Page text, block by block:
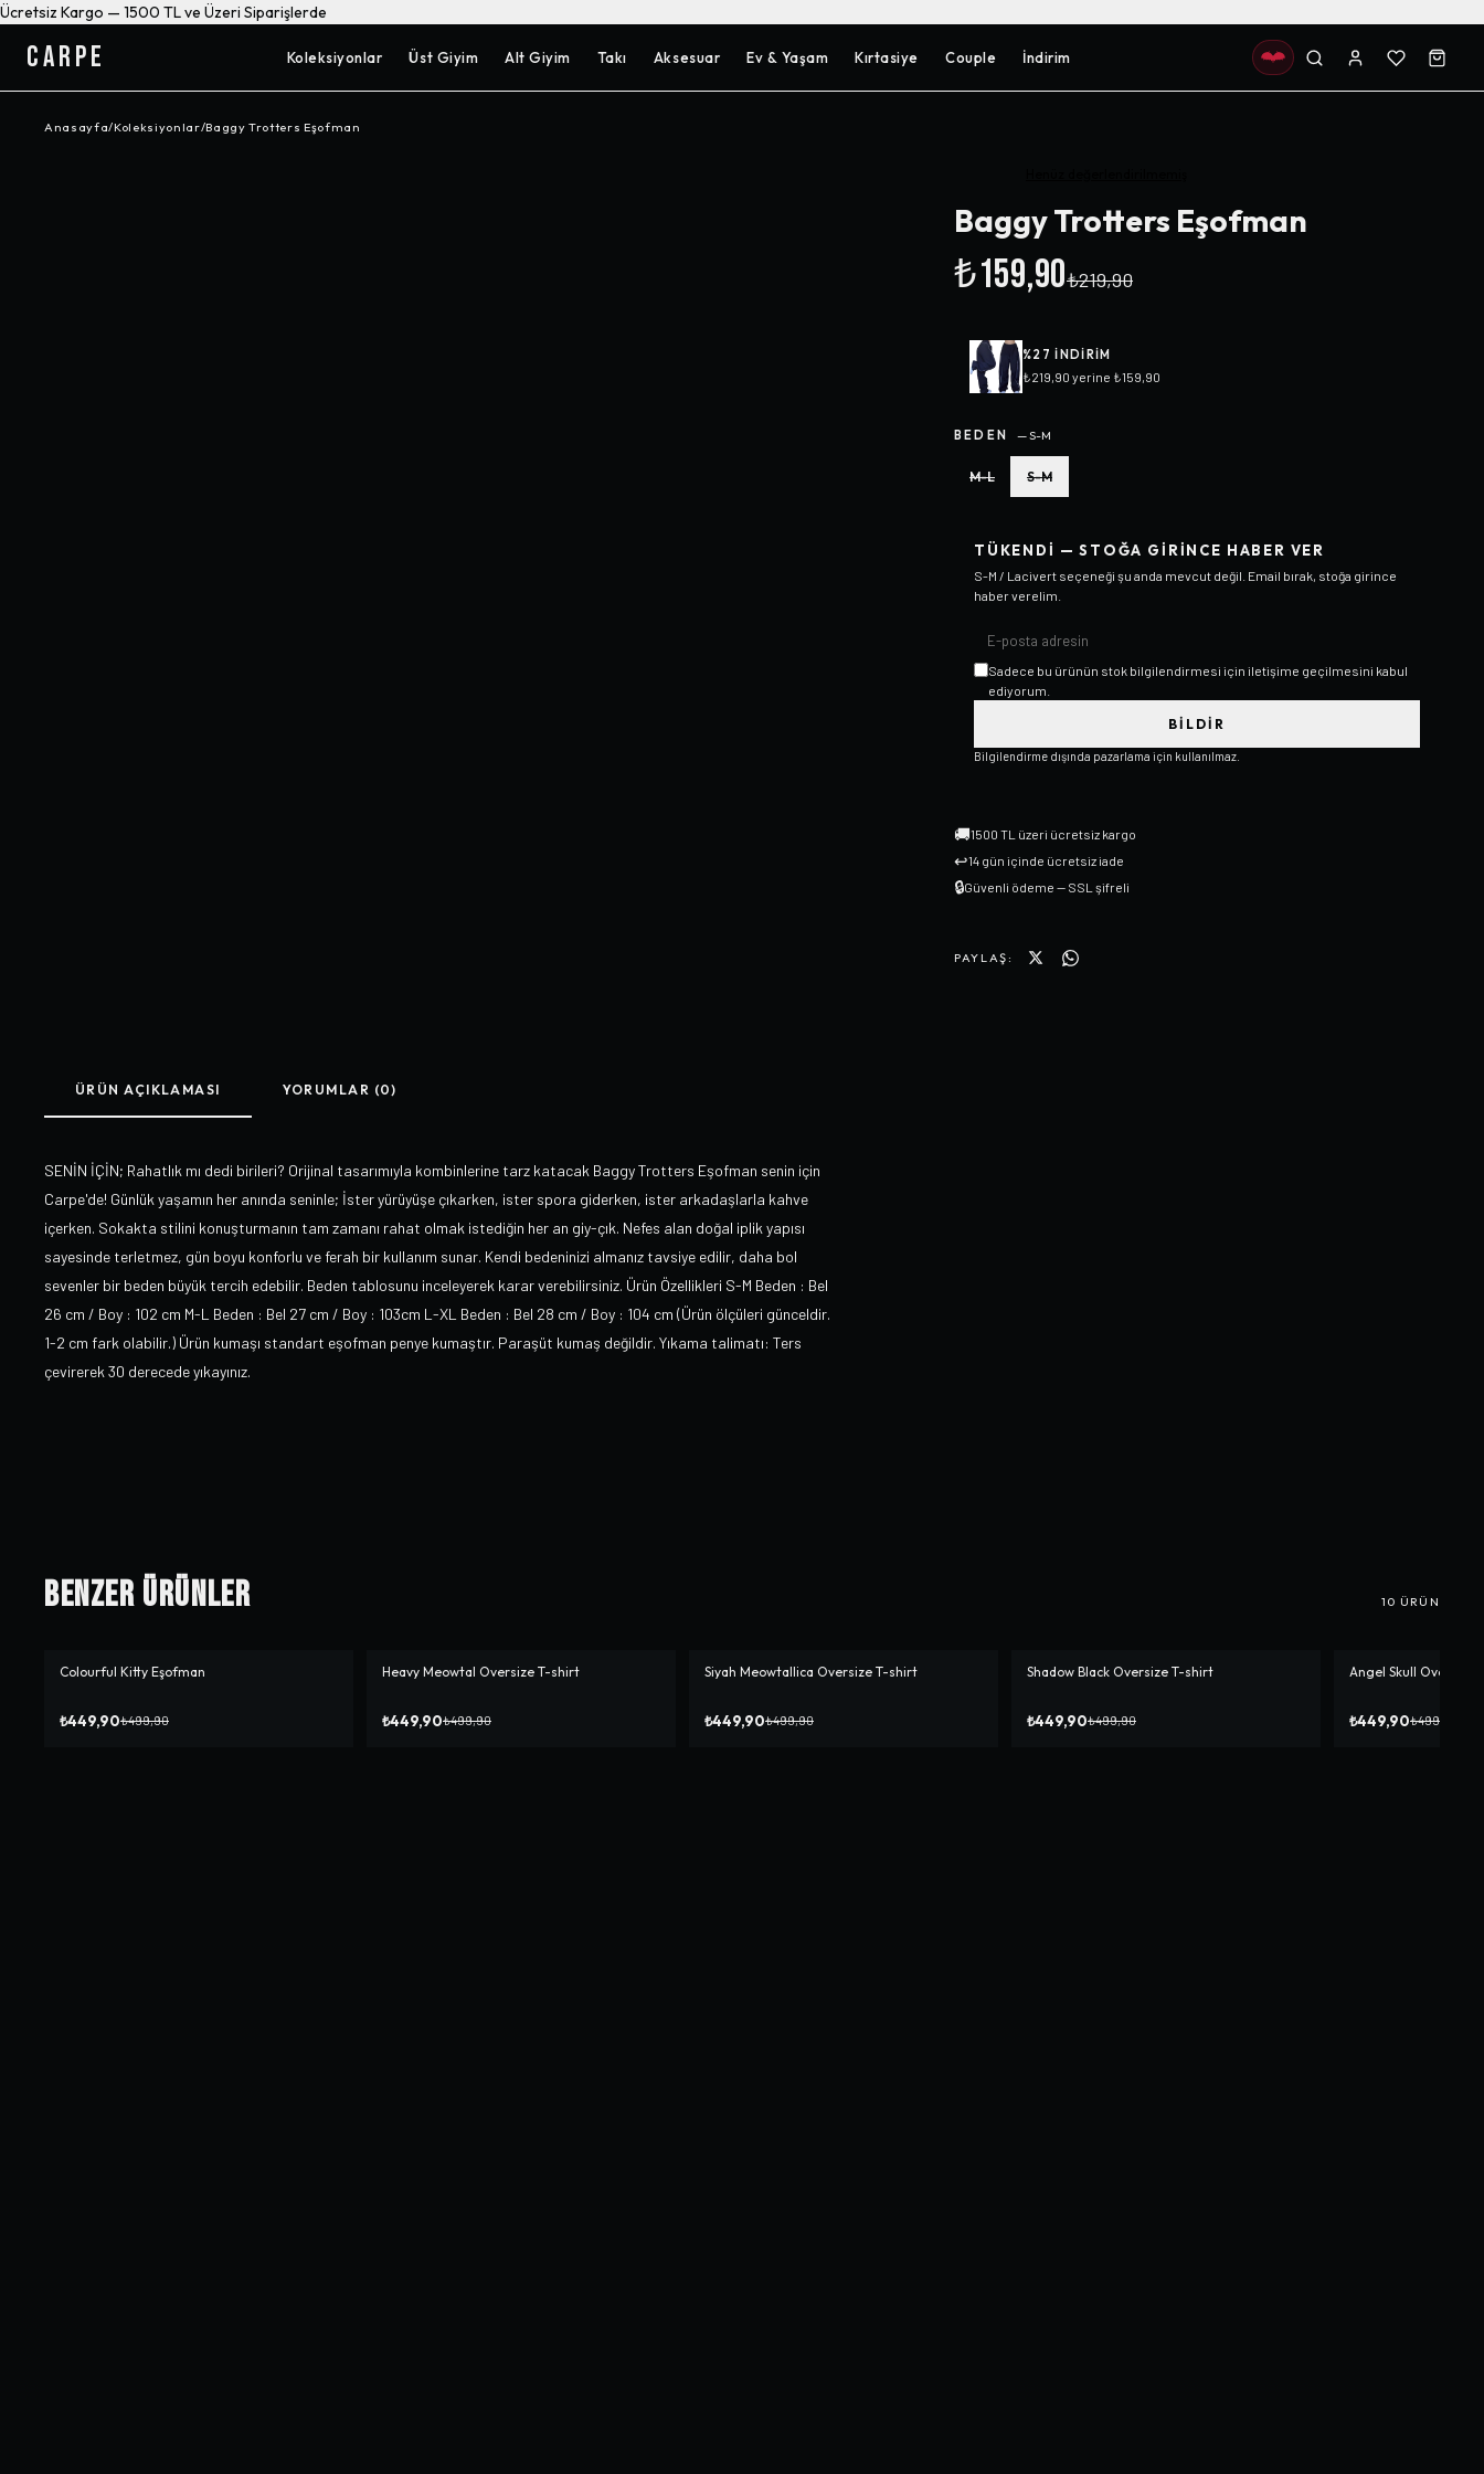
Ücretsiz Kargo — 1500 TL ve Üzeri Siparişlerde
CARPE Koleksiyonlar Üst Giyim Alt Giyim Takı Aksesuar Ev & Yaşam Kırtasiye Couple İndirim
Anasayfa/Koleksiyonlar/Baggy Trotters Eşofman
Baggy Trotters Eşofman
₺159,90₺219,90
%27 INDIRIM
₺219,90 yerine ₺159,90
BEDEN —S-M
M-L S-M
TÜKENDI — STOĞA GIRINCE HABER VER
S-M / Lacivert seçeneği şu anda mevcut değil. Email bırak, stoğa girince
haber verelim.
Sadece bu ürünün stok bilgilendirmesi için iletişime geçilmesini kabul
ediyorum.
BILDIR
Bilgilendirme dışında pazarlama için kullanılmaz.
🚚1500 TL üzeri ücretsiz kargo
↩14 gün içinde ücretsiz iade
🔒Güvenli ödeme — SSL şifreli
PAYLAŞ:
ÜRÜN AÇIKLAMASI YORUMLAR (0)
SENİN İÇİN; Rahatlık mı dedi birileri? Orijinal tasarımıyla kombinlerine tarz katacak Baggy Trotters Eşofman senin için
Carpe'de! Günlük yaşamın her anında seninle; İster yürüyüşe çıkarken, ister spora giderken, ister arkadaşlarla kahve
içerken. Sokakta stilini konuşturmanın tam zamanı rahat olmak istediğin her an giy-çık. Nefes alan doğal iplik yapısı
sayesinde terletmez, gün boyu konforlu ve ferah bir kullanım sunar. Kendi bedeninizi almanız tavsiye edilir, daha bol
sevenler bir beden büyük tercih edebilir. Beden tablosunu inceleyerek karar verebilirsiniz. Ürün Özellikleri S-M Beden : Bel
26 cm / Boy : 102 cm M-L Beden : Bel 27 cm / Boy : 103cm L-XL Beden : Bel 28 cm / Boy : 104 cm (Ürün ölçüleri günceldir.
1-2 cm fark olabilir.) Ürün kumaşı standart eşofman penye kumaştır. Paraşüt kumaş değildir. Yıkama talimatı: Ters
çevirerek 30 derecede yıkayınız.
Benzer Ürünler 10 ÜRÜN
-% 10
Colourful Kitty Eşofman
₺449,90₺499,90
-%10
Heavy Meowtal Oversize T-shirt
₺449,90₺499,90
-%10
Siyah Meowtallica Oversize T-shirt
₺449,90₺499,90
-%10
Shadow Black Oversize T-shirt
₺449,90₺499,90
-%10
Angel Skull Oversize
₺449,90₺499,90